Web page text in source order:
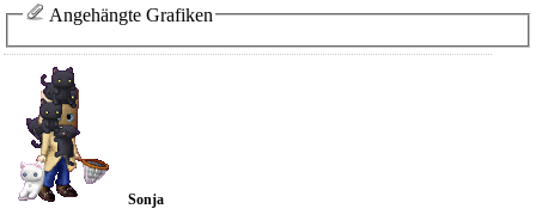
Angehängte Grafiken
Sonja